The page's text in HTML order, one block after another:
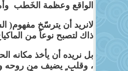
الواقع وعظمة الخَطب
لانريد أن يترسّخ
ذاك لتصبح نوعاً من
بل نريده أن يأخذ مكانه
، وقلب ٍ يضيف من روحه